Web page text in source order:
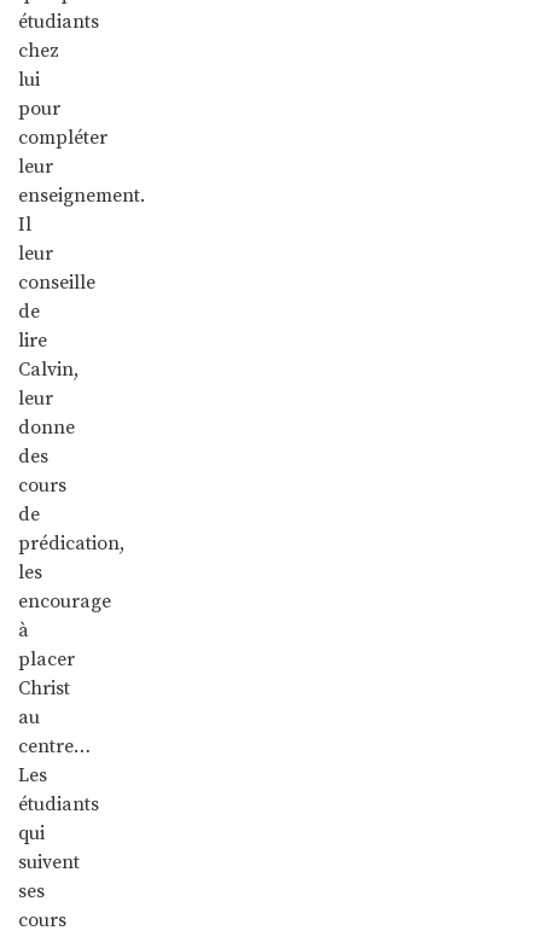
étudiants
chez
lui
pour
compléter
leur
enseignement.
Il
leur
conseille
de
lire
Calvin,
leur
donne
des
cours
de
prédication,
les
encourage
à
placer
Christ
au
centre…
Les
étudiants
qui
suivent
ses
cours